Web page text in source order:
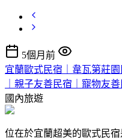
5個月前
宜蘭歐式民宿｜韋瓦第莊
｜親子友善民宿｜寵物友
國內旅遊
位在於宜蘭超美的歐式民